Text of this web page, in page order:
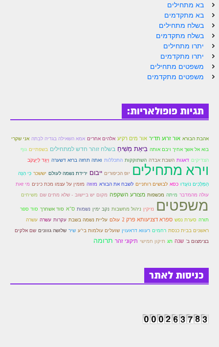
אודות אתר הזוהר היומי
אודות בית מדרש הסולם
גדולי ישראל על הזוהר
אפליקציית ספר הזוהר הקדוש
תרומות
הרב אדם סיני
לבלוג הרב
לאתר ספר הרב
לדף היומי בתע"ס
הזמן סט זוהר
הזמן סט זוהר
מנוע חיפוש בכתבי בעל הסולם
בא מתחילים
בא מתקדמים
בשלח מתחילים
בשלח מתקדמים
יתרו מתחילים
יתרו מתקדמים
משפטים מתחילים
משפטים מתקדמים
תגיות פופולאריות:
אהבת הבורא אור זרוע תדיר אור מים רקיע אלהים אחרים אמא השאילה בגדיה לבִתה אני שקרי
בוא אל אשך אחיך ויבם אותה בִּיאַת מְשִׁיחַ בשלח זוהר חדש למתחילים בשפתיים גוף
הצדיקים דאגות השבת אבדה השתוקקות התכללות ואתה תחזה ברזא דשערה וַיַּגֵּד לְיַעֲקֹב
וירא מתחילים יופ הכיפורים ייבום ירידת נשמה לעולם יששכר כִּי הִנֵּה
הַמְּלָכִים נוֹעֲדוּ כסא לבושים רוחניים לשבח את הבורא מזוזה מזמין על עצמו מכת כינים מי זאת
עולה מהמדבר מיתה מכשפות מצורע השקפה מקום יש ביישוב - שלא מתים שם משיחים
משפטים נזיקין ניהול מחשבות נקב ימין נשמות ס"א סוד אשחרך סוד ספר
תורה סערת נפש ספרא דצניעותא פרק 2 עולם עליית נשמה בשבת עקרות עשרה עשרה
ראשנים בבית כנסת רחמים רעווא דראעוין שועלים עולמות בי"ע שיר שלושה גווונים שם אלקים
בצימצום ב' שנה תג תיקון חמישי תיקוני זהר תרומה
כניסות לאתר